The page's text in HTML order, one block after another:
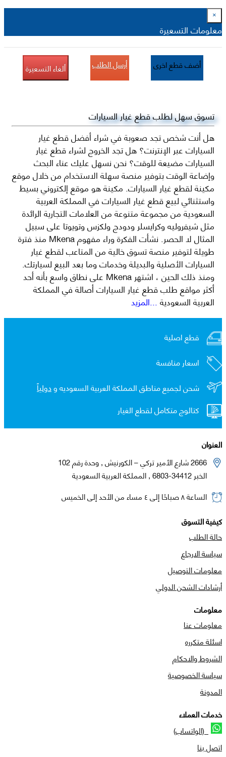
×
معلومات التسعيرة
أضف قطع اخرى أرسل الطلب ألغاء التسعيرة
تسوق سهل لطلب قطع غيار السيارات
هل أنت شخص تجد صعوبة في شراء أفضل قطع غيار
السيارات عبر الإنترنت؟ هل تجد الخروج لشراء قطع غيار
السيارات مضيعة للوقت؟ نحن نسهل عليك عناء البحث
وإضاعة الوقت بتوفير منصة سهلة الاستخدام من خلال موقع
مكينة لقطع غيار السيارات. مكينة هو موقع إلكتروني بسيط
واستثنائي لبيع قطع غيار السيارات في المملكة العربية
السعودية من مجموعة متنوعة من العلامات التجارية الرائدة
مثل شيفروليه وكرايسلر ودودج ولكزس وتويوتا على سبيل
المثال لا الحصر. نشأت الفكرة وراء مفهوم Mkena منذ فترة
طويلة لتوفير منصة تسوق خالية من المتاعب لقطع غيار
السيارات الأصلية والبديلة وخدمات وما بعد البيع لسيارتك.
ومنذ ذلك الحين ، اشتهر Mkena على نطاق واسع بأنه أحد
أكثر مواقع طلب قطع غيار السيارات أصالة في المملكة
العربية السعودية...المزيد
قطع اصلية
اسعار منافسة
شحن لجميع مناطق المملكة العربية السعوديه ودولياً
كتالوج متكامل لقطع الغيار
العنوان
2666 شارع الأمير تركي – الكورنيش , وحدة رقم 102
الخبر 34412-6803 , المملكة العربية السعودية
الساعة ٨ صباحًا إلى ٤ مساء من الأحد إلى الخميس
كيفية التسوق
حالة الطلب
سياسة الارجاع
معلومات التوصيل
أرشادات الشحن الدولي
معلومات
معلومات عنا
اسئلة متكرره
الشروط والاحكام
سياسة الخصوصية
المدونة
خدمات العملاء
(الواتساب)
اتصل بنا